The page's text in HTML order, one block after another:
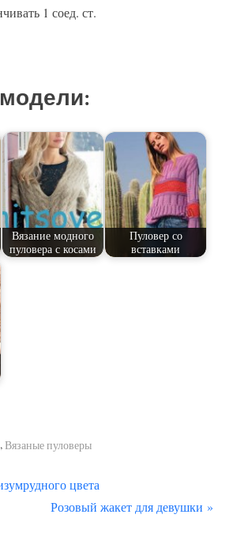
1 соед. ст.
Вязание модного
пуловера с косами
Пуловер со
вставками
,Вязаные пуловеры
цвета
С
Розовый жакет для девушки